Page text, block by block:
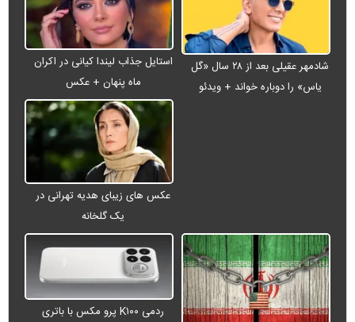
شادمهر عقیلی بعد از ۲۸ سال «گل
یاس» را دوباره خواند + ویدئو
استایل جذاب لیندا کیانی در اکران
ماه پنهان + عکس
عکس های زیبای هدیه تهرانی در
یک گلخانه
ردمی K۱۰۰ پرو مکس با باتری